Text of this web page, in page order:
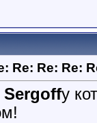
Re: Re: Re:
Sergoffу